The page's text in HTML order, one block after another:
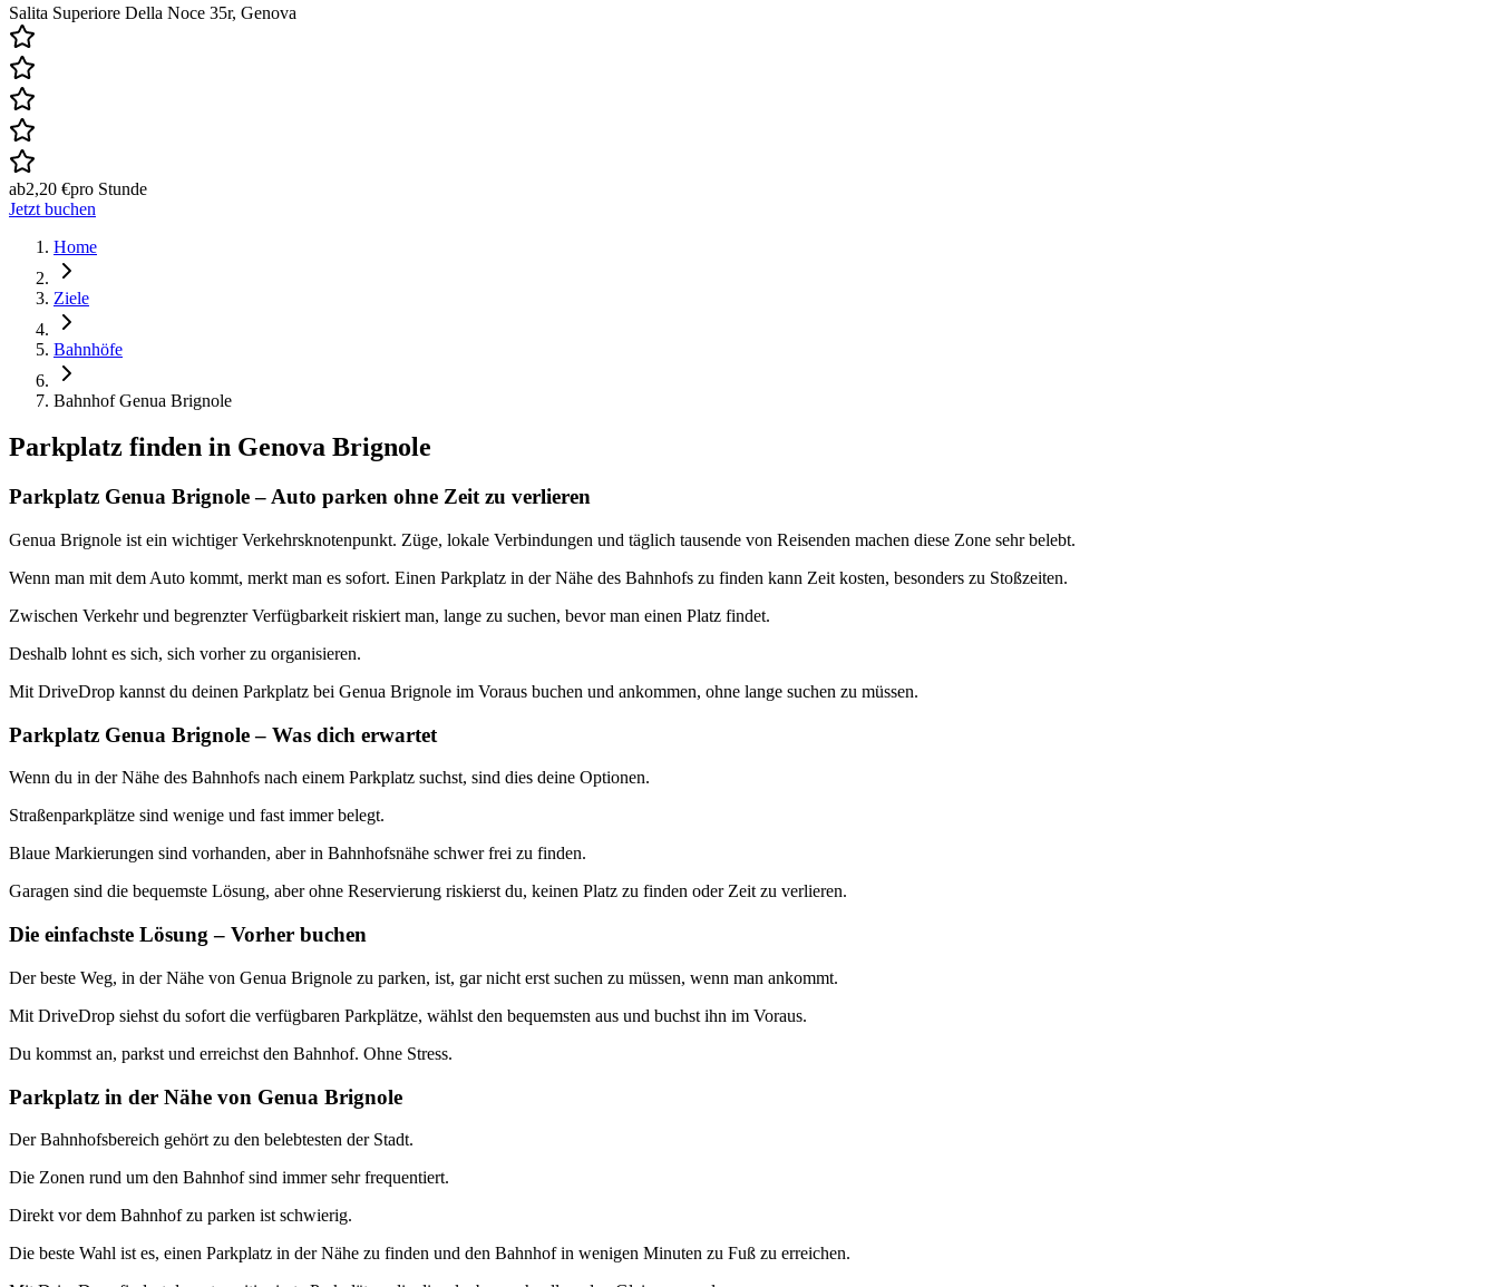
Salita Superiore Della Noce 35r, Genova
ab2,20 €pro Stunde
Jetzt buchen
Home
Ziele
Bahnhöfe
Bahnhof Genua Brignole
Parkplatz finden in Genova Brignole
Parkplatz Genua Brignole – Auto parken ohne Zeit zu verlieren
Genua Brignole ist ein wichtiger Verkehrsknotenpunkt. Züge, lokale Verbindungen und täglich tausende von Reisenden machen diese Zone sehr belebt.
Wenn man mit dem Auto kommt, merkt man es sofort. Einen Parkplatz in der Nähe des Bahnhofs zu finden kann Zeit kosten, besonders zu Stoßzeiten.
Zwischen Verkehr und begrenzter Verfügbarkeit riskiert man, lange zu suchen, bevor man einen Platz findet.
Deshalb lohnt es sich, sich vorher zu organisieren.
Mit DriveDrop kannst du deinen Parkplatz bei Genua Brignole im Voraus buchen und ankommen, ohne lange suchen zu müssen.
Parkplatz Genua Brignole – Was dich erwartet
Wenn du in der Nähe des Bahnhofs nach einem Parkplatz suchst, sind dies deine Optionen.
Straßenparkplätze sind wenige und fast immer belegt.
Blaue Markierungen sind vorhanden, aber in Bahnhofsnähe schwer frei zu finden.
Garagen sind die bequemste Lösung, aber ohne Reservierung riskierst du, keinen Platz zu finden oder Zeit zu verlieren.
Die einfachste Lösung – Vorher buchen
Der beste Weg, in der Nähe von Genua Brignole zu parken, ist, gar nicht erst suchen zu müssen, wenn man ankommt.
Mit DriveDrop siehst du sofort die verfügbaren Parkplätze, wählst den bequemsten aus und buchst ihn im Voraus.
Du kommst an, parkst und erreichst den Bahnhof. Ohne Stress.
Parkplatz in der Nähe von Genua Brignole
Der Bahnhofsbereich gehört zu den belebtesten der Stadt.
Die Zonen rund um den Bahnhof sind immer sehr frequentiert.
Direkt vor dem Bahnhof zu parken ist schwierig.
Die beste Wahl ist es, einen Parkplatz in der Nähe zu finden und den Bahnhof in wenigen Minuten zu Fuß zu erreichen.